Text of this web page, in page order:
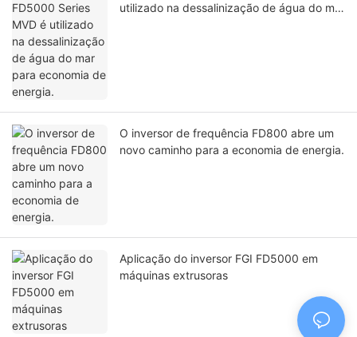
utilizado na dessalinização de água do mar
O inversor de frequência FD800 abre um
novo caminho para a economia de energia.
Aplicação do inversor FGI FD5000 em
máquinas extrusoras